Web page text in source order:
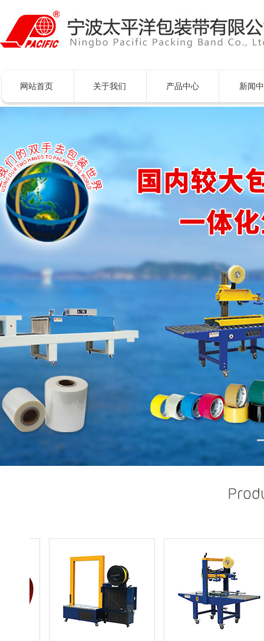
网站首页 关于我们 产品中心 新闻